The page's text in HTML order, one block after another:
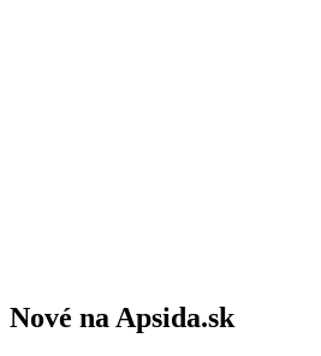
Nové na Apsida.sk